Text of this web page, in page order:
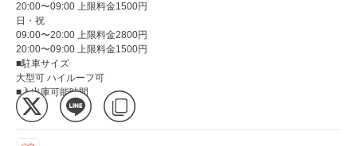
20:00〜09:00 上限料金1500円
日・祝
09:00〜20:00 上限料金2800円
20:00〜09:00 上限料金1500円
■駐車サイズ
大型可 ハイルーフ可
■入出庫可能時間
24時間